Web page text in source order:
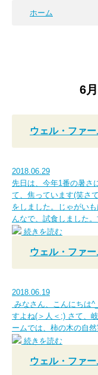
ホーム
6
ウェル・ファ
2018.06.29
先日は、今年1番の暑さ
て、焦っています(笑さ
をしました。じゃがい
んなで、試食しました
続きを読む
ウェル・ファ
2018.06.19
みなさん、こんにちは
すよね(＞人＜;) さて、
ームでは、柿の木の自
続きを読む
ウェル・ファ